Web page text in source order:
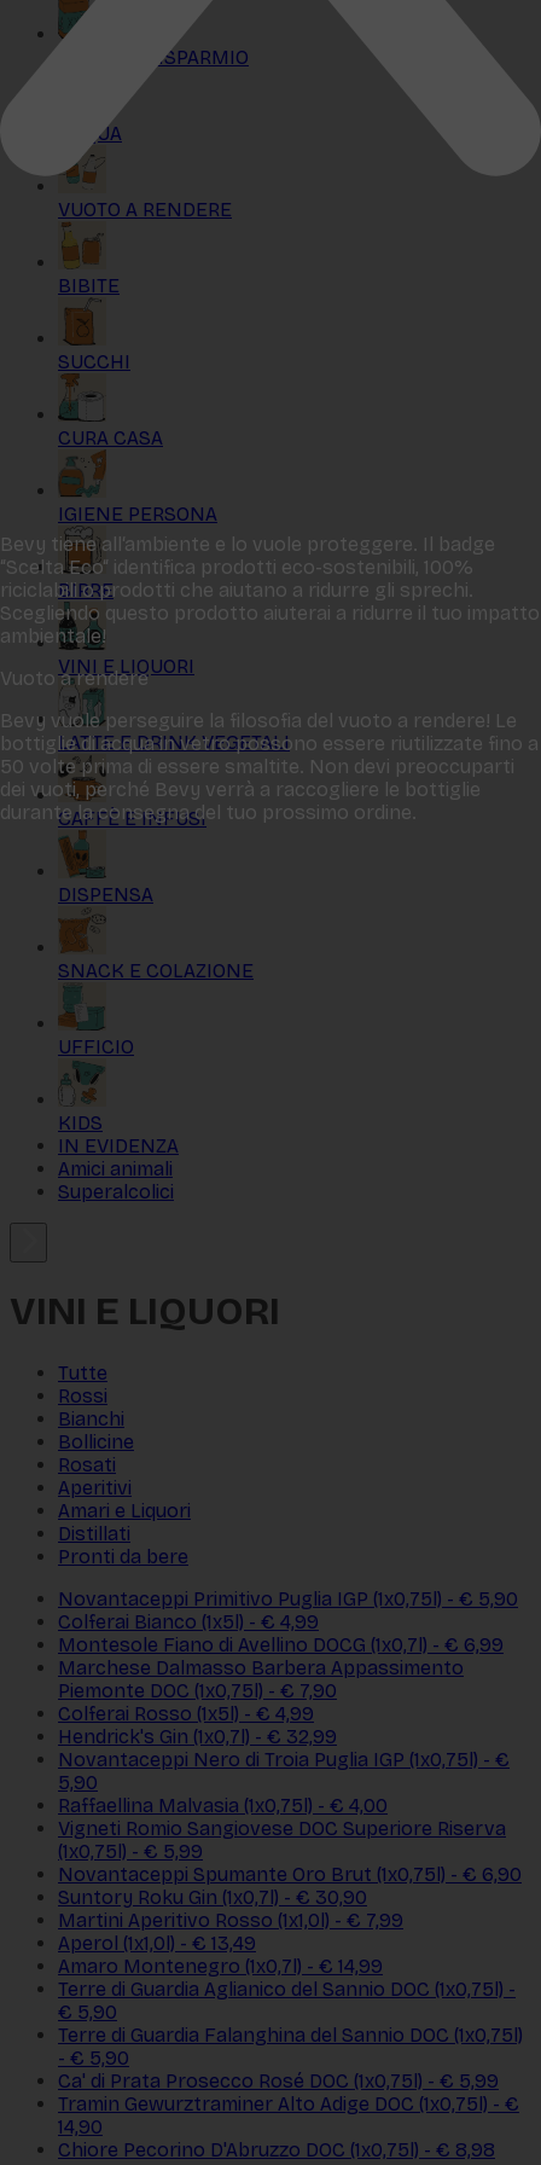
KIT MAXI RISPARMIO
ACQUA
VUOTO A RENDERE
BIBITE
SUCCHI
CURA CASA
IGIENE PERSONA
BIRRE
VINI E LIQUORI
LATTE E DRINK VEGETALI
CAFFÈ E INFUSI
DISPENSA
SNACK E COLAZIONE
UFFICIO
KIDS
IN EVIDENZA
Amici animali
Superalcolici
Bevy tiene all‘ambiente e lo vuole proteggere. Il badge
“Scelta Eco“ identifica prodotti eco-sostenibili, 100%
riciclabili o prodotti che aiutano a ridurre gli sprechi.
Scegliendo questo prodotto aiuterai a ridurre il tuo impatto
ambientale!
Vuoto a rendere
Bevy vuole perseguire la filosofia del vuoto a rendere! Le
bottiglie di acqua in vetro possono essere riutilizzate fino a
50 volte prima di essere smaltite. Non devi preoccuparti
dei vuoti, perché Bevy verrà a raccogliere le bottiglie
durante la consegna del tuo prossimo ordine.
VINI E LIQUORI
Tutte
Rossi
Bianchi
Bollicine
Rosati
Aperitivi
Amari e Liquori
Distillati
Pronti da bere
Novantaceppi Primitivo Puglia IGP (1x0,75l) - € 5,90
Colferai Bianco (1x5l) - € 4,99
Montesole Fiano di Avellino DOCG (1x0,7l) - € 6,99
Marchese Dalmasso Barbera Appassimento
Piemonte DOC (1x0,75l) - € 7,90
Colferai Rosso (1x5l) - € 4,99
Hendrick's Gin (1x0,7l) - € 32,99
Novantaceppi Nero di Troia Puglia IGP (1x0,75l) - €
5,90
Raffaellina Malvasia (1x0,75l) - € 4,00
Vigneti Romio Sangiovese DOC Superiore Riserva
(1x0,75l) - € 5,99
Novantaceppi Spumante Oro Brut (1x0,75l) - € 6,90
Suntory Roku Gin (1x0,7l) - € 30,90
Martini Aperitivo Rosso (1x1,0l) - € 7,99
Aperol (1x1,0l) - € 13,49
Amaro Montenegro (1x0,7l) - € 14,99
Terre di Guardia Aglianico del Sannio DOC (1x0,75l) -
€ 5,90
Terre di Guardia Falanghina del Sannio DOC (1x0,75l)
- € 5,90
Ca' di Prata Prosecco Rosé DOC (1x0,75l) - € 5,99
Tramin Gewurztraminer Alto Adige DOC (1x0,75l) - €
14,90
Chiore Pecorino D'Abruzzo DOC (1x0,75l) - € 8,98